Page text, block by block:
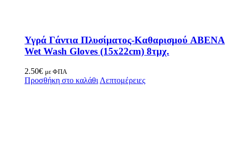
Υγρά Γάντια Πλυσίματος-Καθαρισμού ABENA
Wet Wash Gloves (15x22cm) 8τμχ.
2.50€ με ΦΠΑ
Προσθήκη στο καλάθι Λεπτομέρειες